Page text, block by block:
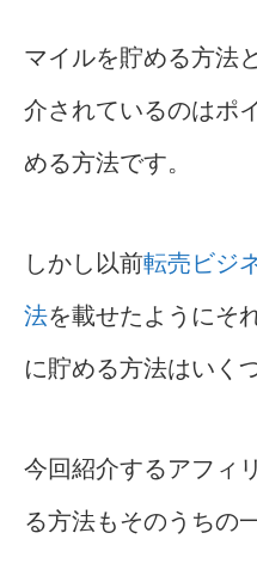
マイルを貯める方法
介されているのはポ
める方法です。
しかし以前転売ビジ
法を載せたようにそ
に貯める方法はいく
今回紹介するアフィ
る方法もそのうちの